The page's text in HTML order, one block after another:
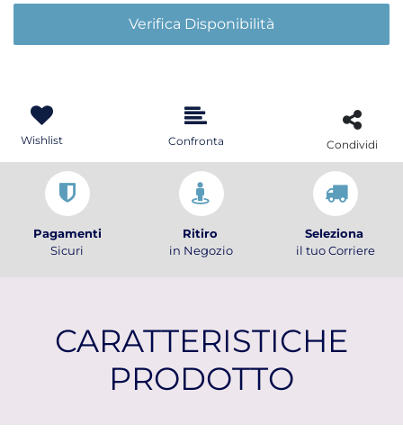
Verifica Disponibilità
Wishlist Confronta Condividi
Pagamenti
Sicuri
Ritiro
in Negozio
Seleziona
il tuo Corriere
CARATTERISTICHE
PRODOTTO